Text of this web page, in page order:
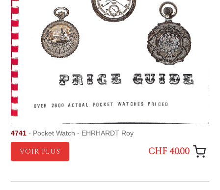
4741 - Pocket Watch - EHRHARDT Roy
VOIR PLUS CHF 40.00